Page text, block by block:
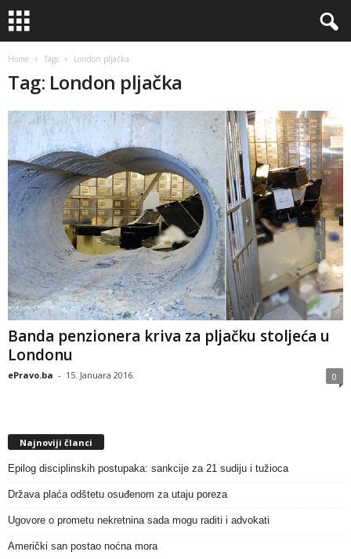
Home Tags London pljačka
Tag: London pljačka
Banda penzionera kriva za pljačku stoljeća u
Londonu
ePravo.ba - 15. Januara 2016. 0
Najnoviji članci
Epilog disciplinskih postupaka: sankcije za 21 sudiju i tužioca
Država plaća odštetu osuđenom za utaju poreza
Ugovore o prometu nekretnina sada mogu raditi i advokati
Američki san postao noćna mora